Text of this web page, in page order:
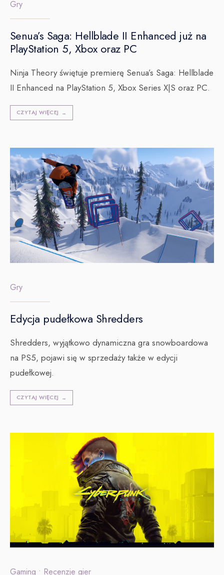
Gry
Senua’s Saga: Hellblade II Enhanced już na
PlayStation 5, Xbox oraz PC
Ninja Theory świętuje premierę Senua’s Saga: Hellblade
II Enhanced na PlayStation 5, Xbox Series X|S oraz PC.
CZYTAJ WIĘCEJ →
Gry
Edycja pudełkowa Shredders
Shredders, wyjątkowo dynamiczna gra snowboardowa
na PS5, pojawi się w sprzedaży także w edycji
pudełkowej.
CZYTAJ WIĘCEJ →
Gaming • Recenzje gier